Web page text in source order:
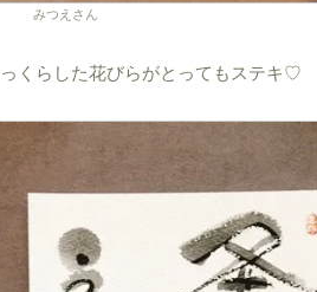
みつえさん
くらした花びらがとってもステキ♡